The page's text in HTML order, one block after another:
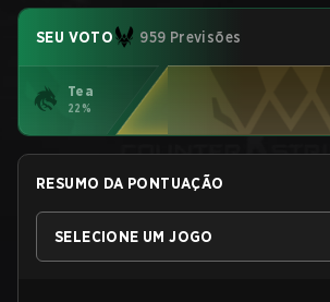
SEU VOTO 959 Previsões
Tea
22%
RESUMO DA PONTUAÇÃO
SELECIONE UM JOGO